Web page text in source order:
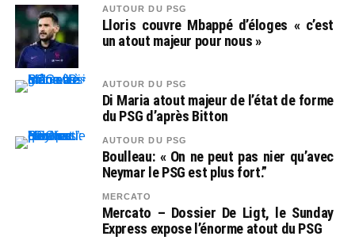
AUTOUR DU PSG
Lloris couvre Mbappé d’éloges « c’est
un atout majeur pour nous »
AUTOUR DU PSG
Di Maria atout majeur de l’état de forme
du PSG d’après Bitton
AUTOUR DU PSG
Boulleau: « On ne peut pas nier qu’avec
Neymar le PSG est plus fort.”
MERCATO
Mercato – Dossier De Ligt, le Sunday
Express expose l’énorme atout du PSG